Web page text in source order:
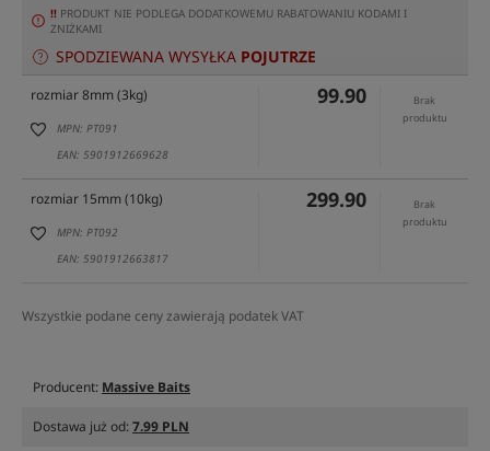
!! PRODUKT NIE PODLEGA DODATKOWEMU RABATOWANIU KODAMI I
ZNIŻKAMI
SPODZIEWANA WYSYŁKA POJUTRZE
rozmiar 8mm (3kg)
MPN: PT091
EAN: 5901912669628
99.90
Brak
produktu
rozmiar 15mm (10kg)
MPN: PT092
EAN: 5901912663817
299.90
Brak
produktu
Wszystkie podane ceny zawierają podatek VAT
Producent: Massive Baits
Dostawa już od:7.99 PLN